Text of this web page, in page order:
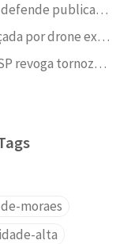
T-248 · STF defende publicamente tramitação de 14 anos da ADI dos cartórios da
Bomba lançada por drone explode em festa de rua na comunidade do Dourado, Cordovil, e fere duas crianças
Justiça de SP revoga tornozeleira eletrônica de Karen Tanaka, a 'Japa do PCC', suspeita de lavar R$ 35 milhões da facção
moraes
alta